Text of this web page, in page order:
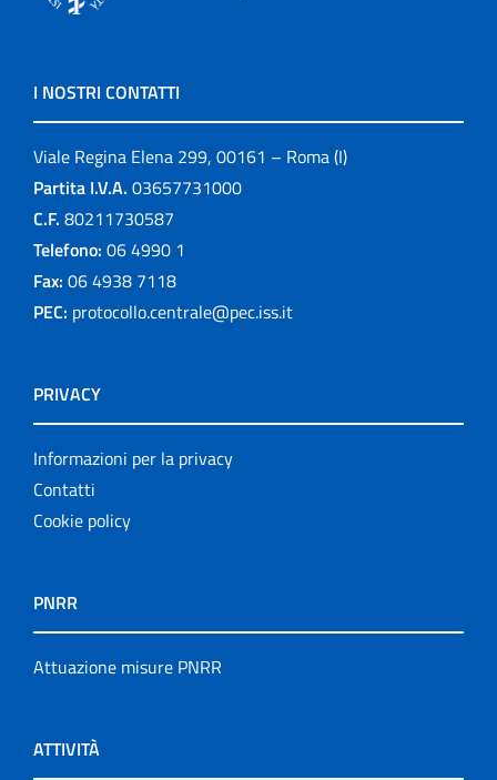
I NOSTRI CONTATTI
Viale Regina Elena 299, 00161 – Roma (I)
Partita I.V.A. 03657731000
C.F. 80211730587
Telefono: 06 4990 1
Fax: 06 4938 7118
PEC: protocollo.centrale@pec.iss.it
PRIVACY
Informazioni per la privacy
Contatti
Cookie policy
PNRR
Attuazione misure PNRR
ATTIVITÀ